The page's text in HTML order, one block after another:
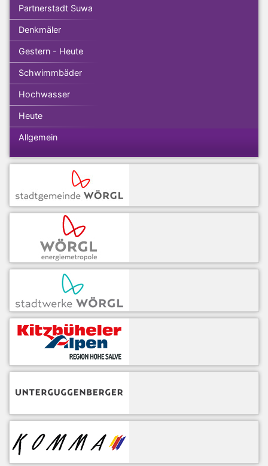
Partnerstadt Suwa
Denkmäler
Gestern - Heute
Schwimmbäder
Hochwasser
Heute
Allgemein